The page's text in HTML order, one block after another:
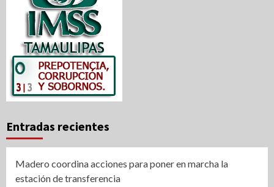
Entradas recientes
Madero coordina acciones para poner en marcha la
estación de transferencia